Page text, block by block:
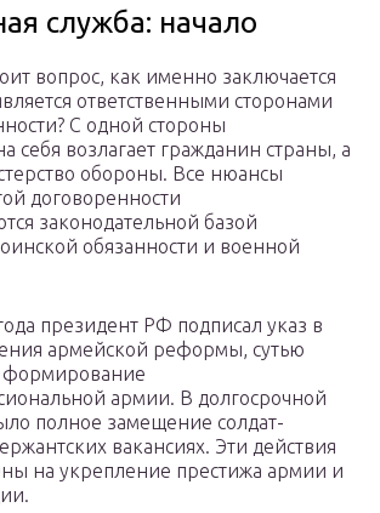
служба: начало
вопрос, как именно заключается
ответственными сторонами
С одной стороны
себя возлагает гражданин страны, а
обороны. Все нюансы
договоренности
законодательной базой
обязанности и военной
президент РФ подписал указ в
армейской реформы, сутью
формирование
армии. В долгосрочной
полное замещение солдат-
вакансиях. Эти действия
на укрепление престижа армии и